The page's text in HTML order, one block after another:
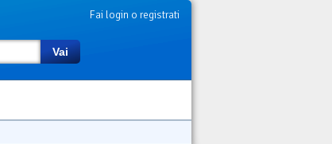
Fai login o registrati
Vai